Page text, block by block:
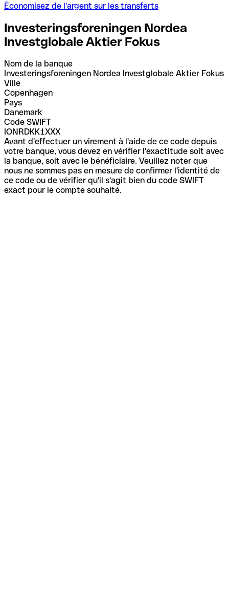
Économisez de l'argent sur les transferts
Investeringsforeningen Nordea
Investglobale Aktier Fokus
Nom de la banque
Investeringsforeningen Nordea Investglobale Aktier Fokus
Ville
Copenhagen
Pays
Danemark
Code SWIFT
IONRDKK1XXX
Avant d'effectuer un virement à l'aide de ce code depuis
votre banque, vous devez en vérifier l'exactitude soit avec
la banque, soit avec le bénéficiaire. Veuillez noter que
nous ne sommes pas en mesure de confirmer l'identité de
ce code ou de vérifier qu'il s'agit bien du code SWIFT
exact pour le compte souhaité.